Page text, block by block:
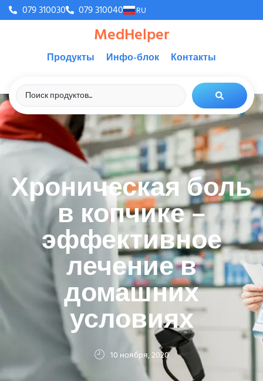
079 310030 079 310040 RU
MedHelper
Продукты Инфо-блок Контакты
Хроническая боль
в копчике –
эффективное
лечение в
домашних
условиях
10 ноября, 2020